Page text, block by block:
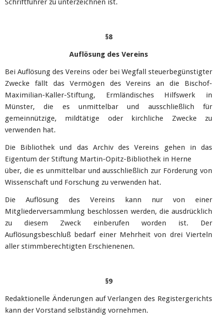
Schriftführer zu unterzeichnen ist.
§8
Auflösung des Vereins
Bei Auflösung des Vereins oder bei Wegfall steuerbegünstigter
Zwecke fällt das Vermögen des Vereins an die Bischof-
Maximilian-Kaller-Stiftung, Ermländisches Hilfswerk in
Münster, die es unmittelbar und ausschließlich für
gemeinnützige, mildtätige oder kirchliche Zwecke zu
verwenden hat.
Die Bibliothek und das Archiv des Vereins gehen in das
Eigentum der Stiftung Martin-Opitz-Bibliothek in Herne
über, die es unmittelbar und ausschließlich zur Förderung von
Wissenschaft und Forschung zu verwenden hat.
Die Auflösung des Vereins kann nur von einer
Mitgliederversammlung beschlossen werden, die ausdrücklich
zu diesem Zweck einberufen worden ist. Der
Auflösungsbeschluß bedarf einer Mehrheit von drei Vierteln
aller stimmberechtigten Erschienenen.
§9
Redaktionelle Änderungen auf Verlangen des Registergerichts
kann der Vorstand selbständig vornehmen.